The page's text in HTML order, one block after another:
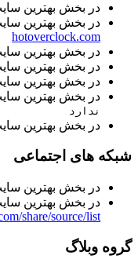
در بخش بهترين
در بخش بهترين
hotoverclock.com
در بخش بهترين
در بخش بهترین
در بخش بهترين
در بخش بهترين
ندارد
در بخش بهترین
شبکه های اجتماعی
در بخش بهترین
در بخش بهترین
share/source/list
گروه وبلاگ